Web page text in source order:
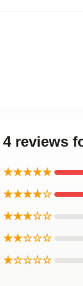
4 reviews
★★★★★
★★★★☆
★★★☆☆
★★☆☆☆
★☆☆☆☆